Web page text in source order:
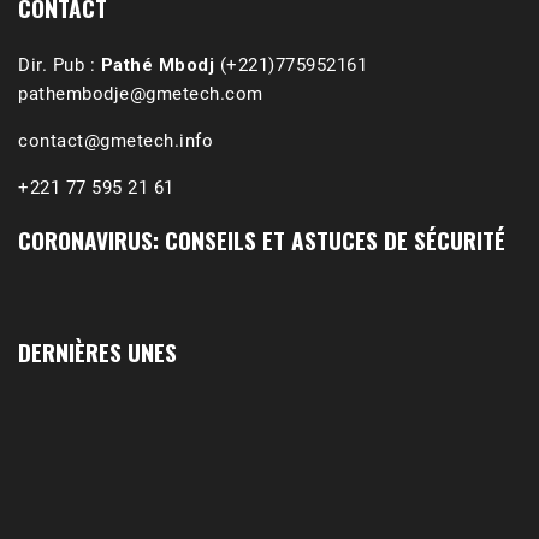
CONTACT
Dir. Pub : Pathé Mbodj (+221)775952161
pathembodje@gmetech.com
contact@gmetech.info
+221 77 595 21 61
CORONAVIRUS: CONSEILS ET ASTUCES DE SÉCURITÉ
DERNIÈRES UNES